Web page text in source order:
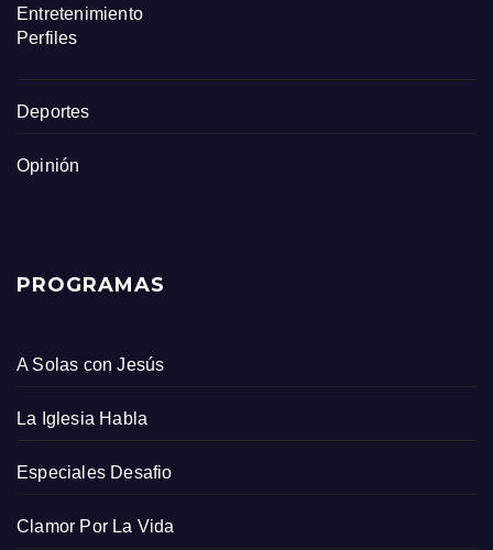
Entretenimiento
Perfiles
Deportes
Opinión
PROGRAMAS
A Solas con Jesús
La Iglesia Habla
Especiales Desafio
Clamor Por La Vida